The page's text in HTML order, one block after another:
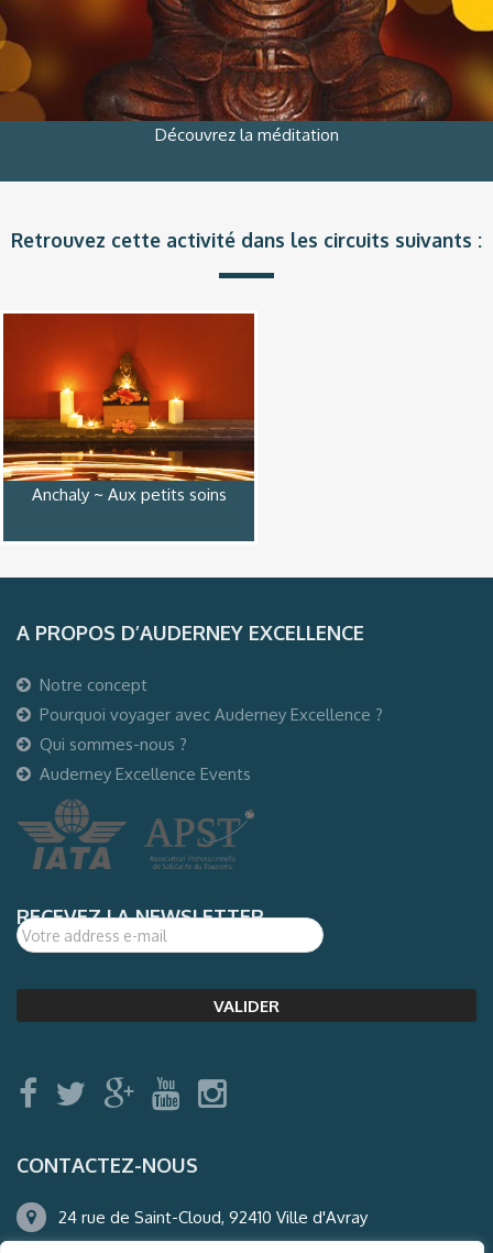
Découvrez la méditation
Retrouvez cette activité dans les circuits suivants :
Anchaly ~ Aux petits soins
A PROPOS D’AUDERNEY EXCELLENCE
Notre concept
Pourquoi voyager avec Auderney Excellence ?
Qui sommes-nous ?
Auderney Excellence Events
RECEVEZ LA NEWSLETTER
CONTACTEZ-NOUS
24 rue de Saint-Cloud, 92410 Ville d'Avray